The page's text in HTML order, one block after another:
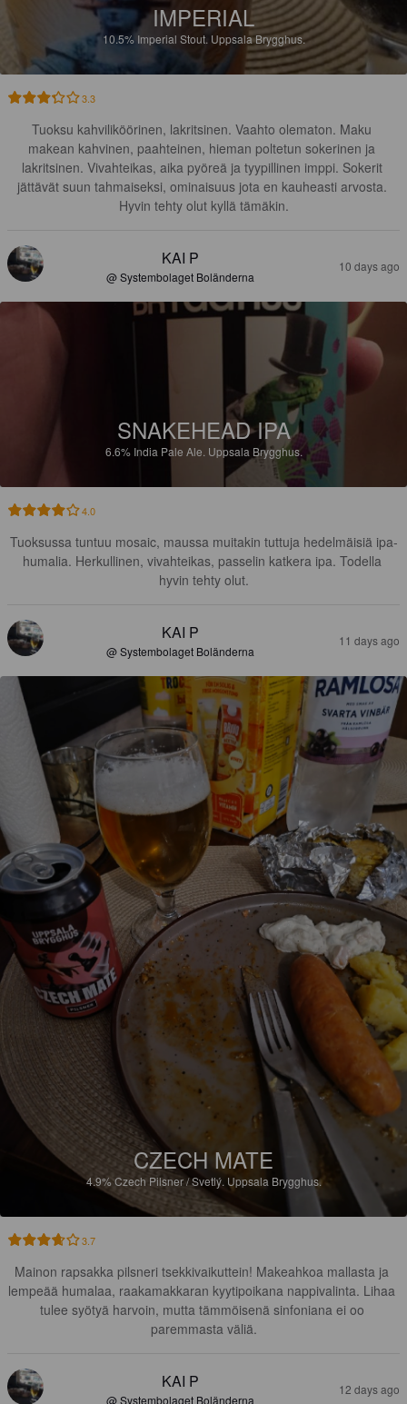
IMPERIAL
10.5% Imperial Stout. Uppsala Brygghus.
3.3
Tuoksu kahviliköörinen, lakritsinen. Vaahto olematon. Maku
makean kahvinen, paahteinen, hieman poltetun sokerinen ja
lakritsinen. Vivahteikas, aika pyöreä ja tyypillinen imppi. Sokerit
jättävät suun tahmaiseksi, ominaisuus jota en kauheasti arvosta.
Hyvin tehty olut kyllä tämäkin.
KAI P
@ Systembolaget Boländerna
10 days ago
SNAKEHEAD IPA
6.6% India Pale Ale. Uppsala Brygghus.
4.0
Tuoksussa tuntuu mosaic, maussa muitakin tuttuja hedelmäisiä ipa-
humalia. Herkullinen, vivahteikas, passelin katkera ipa. Todella
hyvin tehty olut.
KAI P
@ Systembolaget Boländerna
11 days ago
CZECH MATE
4.9%Czech Pilsner / Svetlý. Uppsala Brygghus.
3.7
Mainon rapsakka pilsneri tsekkivaikuttein! Makeahkoa mallasta ja
lempeää humalaa, raakamakkaran kyytipoikana nappivalinta. Lihaa
tulee syötyä harvoin, mutta tämmöisenä sinfoniana ei oo
paremmasta väliä.
KAI P
@ Systembolaget Boländerna
12 days ago